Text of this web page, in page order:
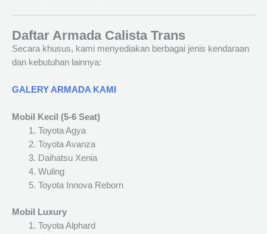
Daftar Armada Calista Trans
Secara khusus, kami menyediakan berbagai jenis kendaraan
dan kebutuhan lainnya:
GALERY ARMADA KAMI
Mobil Kecil (5-6 Seat)
Toyota Agya
Toyota Avanza
Daihatsu Xenia
Wuling
Toyota Innova Reborn
Mobil Luxury
Toyota Alphard